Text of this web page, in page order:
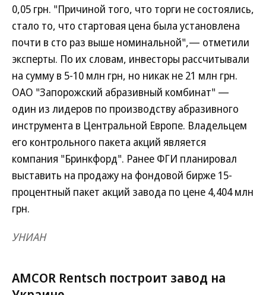
0,05 грн. "Причиной того, что торги не состоялись,
стало то, что стартовая цена была установлена
почти в сто раз выше номинальной",— отметили
эксперты. По их словам, инвесторы рассчитывали
на сумму в 5-10 млн грн, но никак не 21 млн грн.
ОАО "Запорожский абразивный комбинат" —
один из лидеров по производству абразивного
инструмента в Центральной Европе. Владельцем
его контрольного пакета акций является
компания "Бринкфорд". Ранее ФГИ планировал
выставить на продажу на фондовой бирже 15-
процентный пакет акций завода по цене 4,404 млн
грн.
УНИАН
AMCOR Rentsch построит завод на